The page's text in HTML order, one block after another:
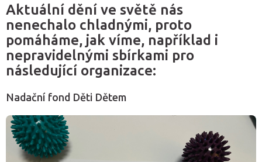
Aktuální dění ve světě nás
nenechalo chladnými, proto
pomáháme, jak víme, například i
nepravidelnými sbírkami pro
následující organizace:
Nadační fond Děti Dětem